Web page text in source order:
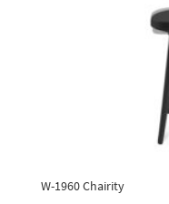
W-1960 Chairity